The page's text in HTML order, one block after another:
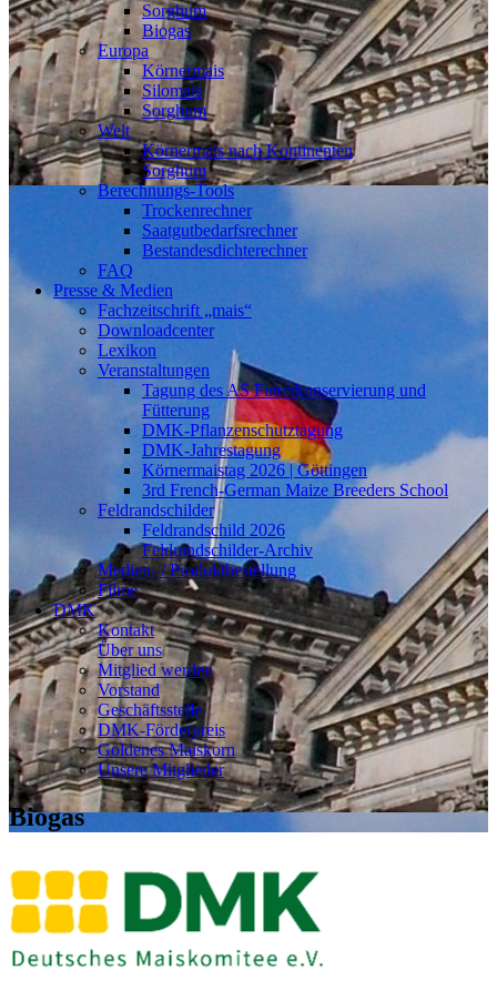
Sorghum
Biogas
Europa
Körnermais
Silomais
Sorghum
Welt
Körnermais nach Kontinenten
Sorghum
Berechnungs-Tools
Trockenrechner
Saatgutbedarfsrechner
Bestandesdichterechner
FAQ
Presse & Medien
Fachzeitschrift „mais“
Downloadcenter
Lexikon
Veranstaltungen
Tagung des AS Futterkonservierung und
Fütterung
DMK-Pflanzenschutztagung
DMK-Jahrestagung
Körnermaistag 2026 | Göttingen
3rd French-German Maize Breeders School
Feldrandschilder
Feldrandschild 2026
Feldrandschilder-Archiv
Medien- / Produktbestellung
Filme
DMK
Kontakt
Über uns
Mitglied werden
Vorstand
Geschäftsstelle
DMK-Förderpreis
Goldenes Maiskorn
Unsere Mitglieder
Biogas